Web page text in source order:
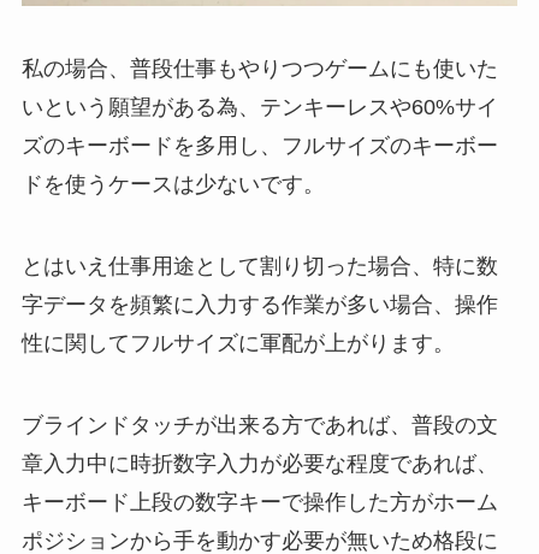
私の場合、普段仕事もやりつつゲームにも使いた
いという願望がある為、テンキーレスや60%サイ
ズのキーボードを多用し、フルサイズのキーボー
ドを使うケースは少ないです。
とはいえ仕事用途として割り切った場合、特に数
字データを頻繁に入力する作業が多い場合、操作
性に関してフルサイズに軍配が上がります。
ブラインドタッチが出来る方であれば、普段の文
章入力中に時折数字入力が必要な程度であれば、
キーボード上段の数字キーで操作した方がホーム
ポジションから手を動かす必要が無いため格段に